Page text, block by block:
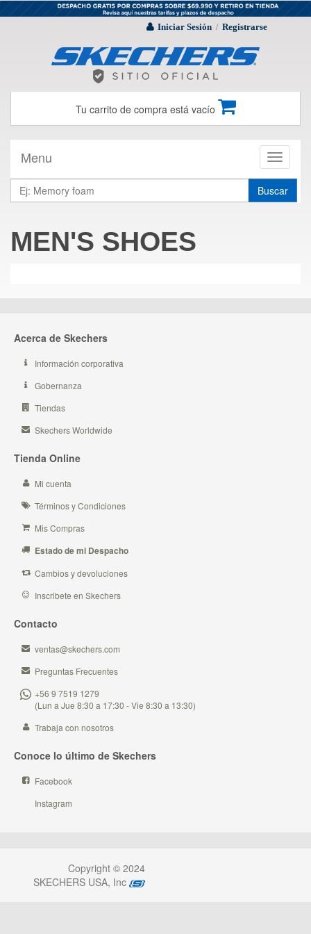
Iniciar Sesión / Registrarse
Tu carrito de compra está vacío
Toggle
Menu
Buscar
MEN'S SHOES
Acerca de Skechers
Información corporativa
Gobernanza
Tiendas
Skechers Worldwide
Tienda Online
Mi cuenta
Términos y Condiciones
Mis Compras
Estado de mi Despacho
Cambios y devoluciones
Inscribete en Skechers
Contacto
ventas@skechers.com
Preguntas Frecuentes
+56 9 7519 1279
(Lun a Jue 8:30 a 17:30 - Vie 8:30 a 13:30)
Trabaja con nosotros
Conoce lo último de Skechers
Facebook
Instagram
Copyright © 2024
SKECHERS USA, Inc